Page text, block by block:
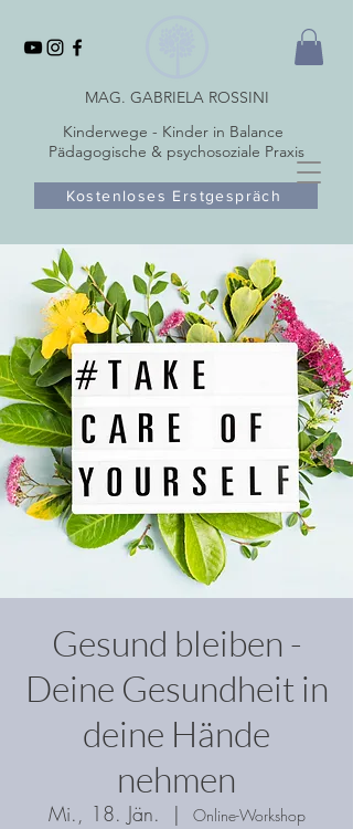
MAG. GABRIELA ROSSINI
Kinderwege - Kinder in Balance
Pädagogische & psychosoziale Praxis
Kostenloses Erstgespräch
Gesund bleiben -
Deine Gesundheit in
deine Hände
nehmen
Mi., 18. Jän.
  |
Online-Workshop